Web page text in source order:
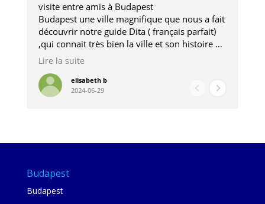
visite entre amis à Budapest
Budapest une ville magnifique que nous a fait
découvrir notre guide Dita ( français parfait)
,qui connait très bien la ville et son histoire et
qui nous a permis d'accéder à des lieux
pour les restaurants . A la fin de notre séjour
nous étions plus avec une amie qu' une guide
Lire la suite
elisabeth b
2024-06-29
Budapest
Budapest